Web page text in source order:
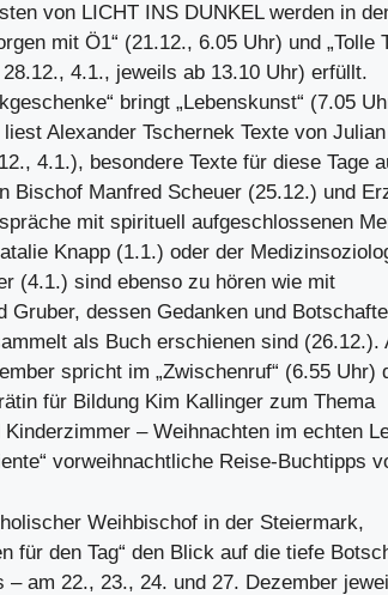
von LICHT INS DUNKEL werden in
mit Ö1“ (21.12., 6.05 Uhr) und „Tolle
4.1., jeweils ab 13.10 Uhr) erfüllt.
bringt „Lebenskunst“ (7.05
Alexander Tschernek Texte von Julian
4.1.), besondere Texte für diese Tage
Bischof Manfred Scheuer (25.12.) und
mit spirituell aufgeschlossenen
Knapp (1.1.) oder der
(4.1.) sind ebenso zu hören wie mit
Gruber, dessen Gedanken und
als Buch erschienen sind (26.12.).
spricht im „Zwischenruf“ (6.55 Uhr)
für Bildung Kim Kallinger zum Thema
– Weihnachten im echten
vorweihnachtliche Reise-Buchtipps
Weihbischof in der Steiermark,
für den Tag“ den Blick auf die tiefe
– am 22., 23., 24. und 27. Dezember